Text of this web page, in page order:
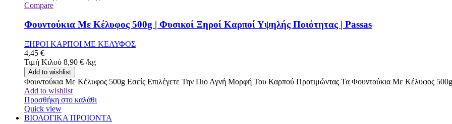
Compare
Φουντούκια Με Κέλυφος 500g | Φυσικοί Ξηροί Καρποί Υψηλής Ποιότητας | Passas
ΞΗΡΟΙ ΚΑΡΠΟΙ ΜΕ ΚΕΛΥΦΟΣ
4,45 €
Τιμή Κιλού 8,90 € /kg
Add to wishlist
Φουντούκια Με Κέλυφος 500g Εσείς Επιλέγετε Την Πιο Αγνή Μορφή Του Καρπού Προτιμώντας Τα Φουντούκια Με Κέλυφος
Add to wishlist
Προσθήκη στο καλάθι
Quick view
ΒΙΟΛΟΓΙΚΑ ΠΡΟΙΟΝΤΑ